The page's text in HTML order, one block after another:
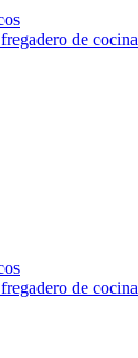
de cocina
de cocina